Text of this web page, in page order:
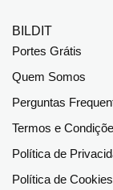
BILDIT
Portes Grátis
Quem Somos
Perguntas
Termos e
Política de
Política de Cookies